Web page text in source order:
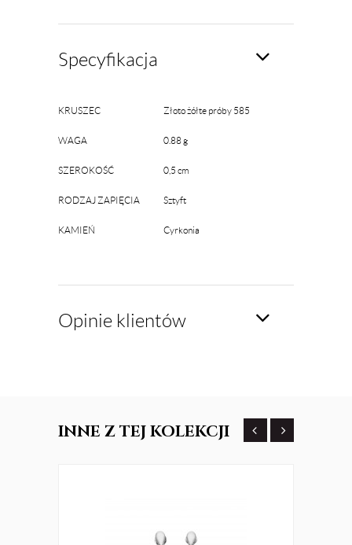
Specyfikacja
KRUSZEC Złoto żółte próby 585
WAGA 0.88 g
SZEROKOŚĆ 0,5 cm
RODZAJ ZAPIĘCIA Sztyft
KAMIEŃ Cyrkonia
Opinie klientów
INNE Z TEJ KOLEKCJI